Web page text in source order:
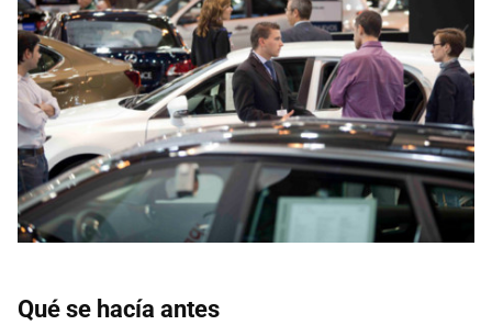
Qué se hacía antes